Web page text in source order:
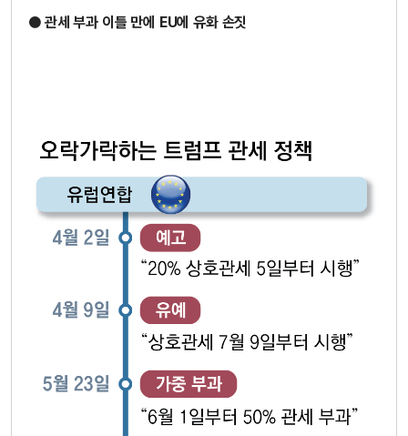
● 관세 부과 이틀 만에 EU에 유화 손짓